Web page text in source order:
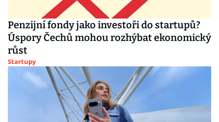
Penzijní fondy jako investoři do startupů?
Úspory Čechů mohou rozhýbat ekonomický
růst
Startupy